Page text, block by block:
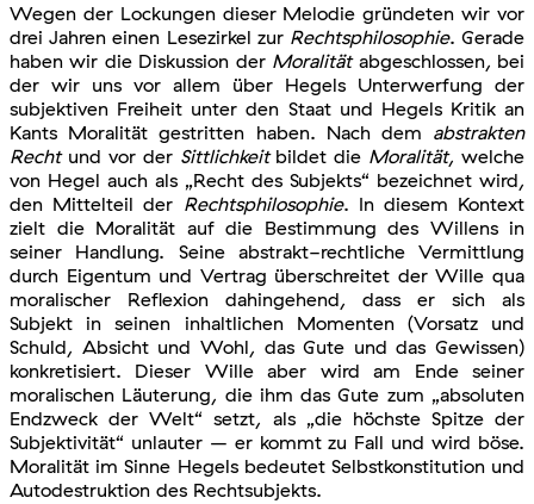
Wegen der Lockungen dieser Melodie gründeten wir vor
drei Jahren einen Lesezirkel zurRechtsphilosophie. Gerade
haben wir die Diskussion der Moralitätabgeschlossen, bei
der wir uns vor allem über Hegels Unterwerfung der
subjektiven Freiheit unter den Staat und Hegels Kritik an
Kants Moralität gestritten haben. Nach dem abstrakten
Rechtund vor der Sittlichkeitbildet die Moralität, welche
von Hegel auch als „Recht des Subjekts“ bezeichnet wird,
den Mittelteil der Rechtsphilosophie. In diesem Kontext
zielt die Moralität auf die Bestimmung des Willens in
seiner Handlung. Seine abstrakt-rechtliche Vermittlung
durch Eigentum und Vertrag überschreitet der Wille qua
moralischer Reflexion dahingehend, dass er sich als
Subjekt in seinen inhaltlichen Momenten (Vorsatz und
Schuld, Absicht und Wohl, das Gute und das Gewissen)
konkretisiert. Dieser Wille aber wird am Ende seiner
moralischen Läuterung, die ihm das Gute zum „absoluten
Endzweck der Welt“ setzt, als „die höchste Spitze der
Subjektivität“ unlauter – er kommt zu Fall und wird böse.
Moralität im Sinne Hegels bedeutet Selbstkonstitution und
Autodestruktion des Rechtsubjekts.